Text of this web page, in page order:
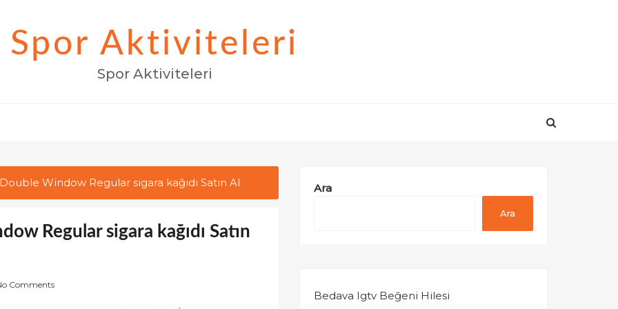
Spor Aktiviteleri
Spor Aktiviteleri
Window Regular sigara kağıdı Satın Al
Regular sigara kağıdı Satın
Comments
Ara
Ara
Bedava Igtv Beğeni Hilesi